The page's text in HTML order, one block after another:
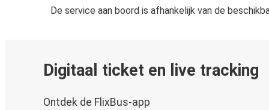
De service aan boord is afhankelijk van de
Digitaal ticket en live tracking
Ontdek de FlixBus-app